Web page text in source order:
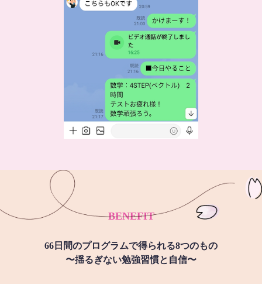
BENEFIT
66日間のプログラムで得られる8つのもの
〜揺るぎない勉強習慣と自信〜